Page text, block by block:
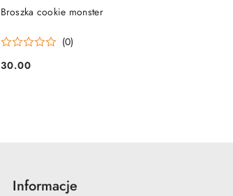
Broszka cookie monster
(0)
Cena:
30.00
Informacje